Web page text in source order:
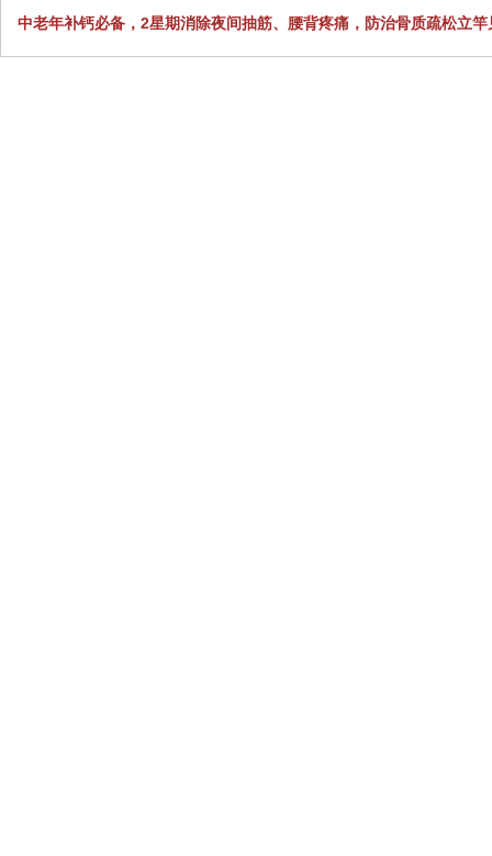
中老年补钙必备，2星期消除夜间抽筋、腰背疼痛，防治骨质疏松立竿